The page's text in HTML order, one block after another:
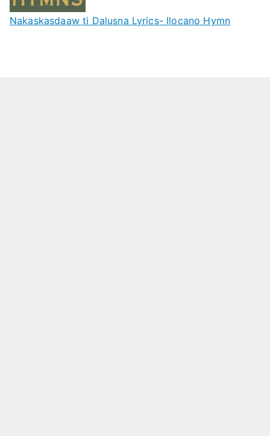
Nakaskasdaaw ti Dalusna Lyrics- Ilocano Hymn